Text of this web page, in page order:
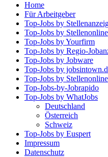
Home
Für Arbeitgeber
Top-Jobs by
Top-Jobs by Stellenonline
Top-Jobs by Yourfirm
Top-Jobs by Regio-
Top-Jobs by Jobware
Top-Jobs by
Top-Jobs by Stellenonline
Top-Jobs-by-Jobrapido
Top-Jobs by WhatJobs
Deutschland
Österreich
Schweiz
Top-Jobs by Euspert
Impressum
Datenschutz